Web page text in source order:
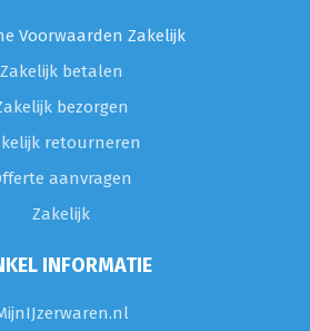
Voorwaarden Zakelijk
Zakelijk betalen
bezorgen
retourneren
aanvragen
Zakelijk
INFORMATIE